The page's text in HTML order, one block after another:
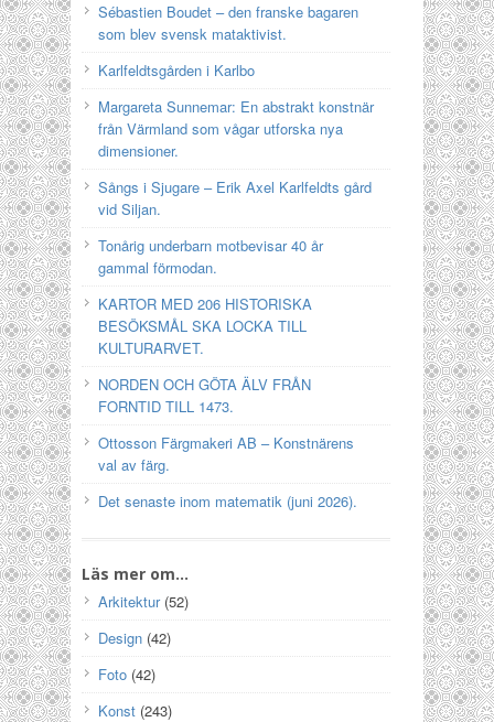
Sébastien Boudet – den franske bagaren
som blev svensk mataktivist.
Karlfeldtsgården i Karlbo
Margareta Sunnemar: En abstrakt konstnär
från Värmland som vågar utforska nya
dimensioner.
Sångs i Sjugare – Erik Axel Karlfeldts gård
vid Siljan.
Tonårig underbarn motbevisar 40 år
gammal förmodan.
KARTOR MED 206 HISTORISKA
BESÖKSMÅL SKA LOCKA TILL
KULTURARVET.
NORDEN OCH GÖTA ÄLV FRÅN
FORNTID TILL 1473.
Ottosson Färgmakeri AB – Konstnärens
val av färg.
Det senaste inom matematik (juni 2026).
Läs mer om…
Arkitektur(52)
Design (42)
Foto (42)
Konst (243)